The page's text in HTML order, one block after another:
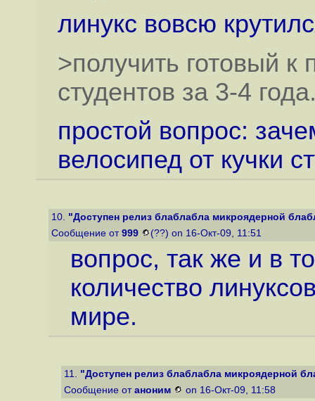
линукс вовсю
>получить готовый к
студентов за 3-4
простой вопрос:
велосипед от кучки
10. "Доступен релиз блаблабла микроядерной
Сообщение от 999 (??) on 16-Окт-09, 11:51
вопрос, так же и в
количество
мире.
11. "Доступен релиз блаблабла микроядерной
Сообщение от аноним on 16-Окт-09, 11:58